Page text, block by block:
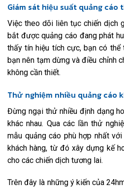
Giám sát hiệu suất quảng cáo
Việc theo dõi liên tục chiến dịch
bắt được quảng cáo đang phát
thấy tín hiệu tích cực, bạn có
bạn nên tạm dừng và điều chỉnh
không cần thiết.
Thử nghiệm nhiều quảng cáo
Đừng ngại thử nhiều định dạng
khác nhau. Qua các lần thử
mẫu quảng cáo phù hợp nhất
khách hàng, từ đó xây dựng kế
cho các chiến dịch tương lai.
Trên đây là những ý kiến của